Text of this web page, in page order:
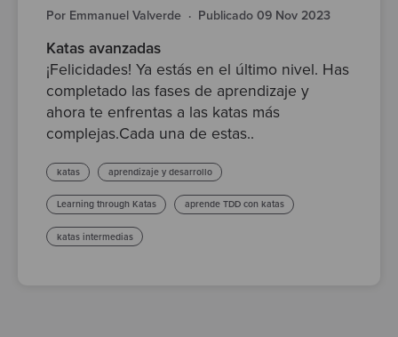
Por Emmanuel Valverde · Publicado 09 Nov 2023
Katas avanzadas
¡Felicidades! Ya estás en el último nivel. Has
completado las fases de aprendizaje y
ahora te enfrentas a las katas más
complejas.Cada una de estas..
katas aprendizaje y desarrollo
Learning through Katas aprende TDD con katas
katas intermedias